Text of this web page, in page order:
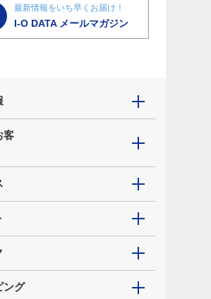
最新情報をいち早くお届け！
I-O DATA メールマガジン
客
ング